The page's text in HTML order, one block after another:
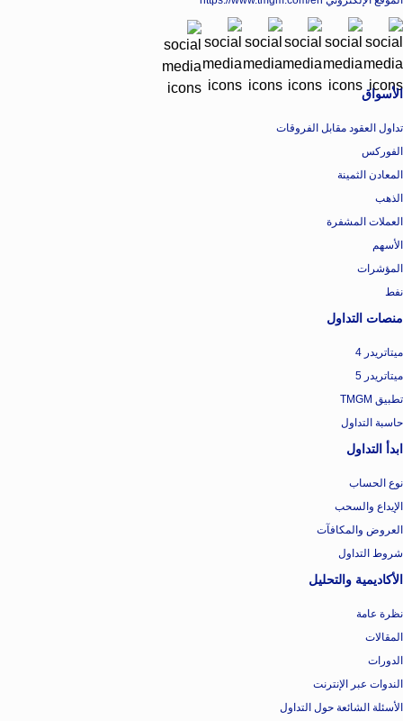
الأسواق
تداول العقود مقابل الفروقات
الفوركس
المعادن الثمينة
الذهب
العملات المشفرة
الأسهم
المؤشرات
نفط
منصات التداول
ميتاتريدر 4
ميتاتريدر 5
تطبيق TMGM
حاسبة التداول
ابدأ التداول
نوع الحساب
الإيداع والسحب
العروض والمكافآت
شروط التداول
الأكاديمية والتحليل
نظرة عامة
المقالات
الدورات
الندوات عبر الإنترنت
الأسئلة الشائعة حول التداول